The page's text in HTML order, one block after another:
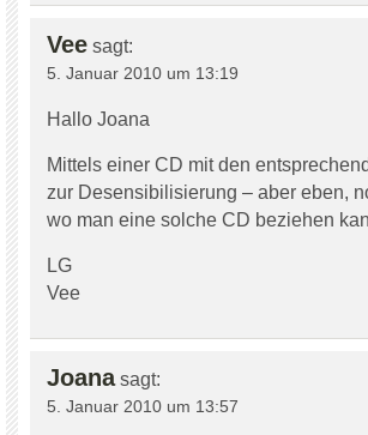
Vee sagt:
5. Januar 2010 um 13:19
Hallo Joana
Mittels einer CD mit den
zur Desensibilisierung – aber eben,
wo man eine solche CD beziehen
LG
Vee
Joana sagt:
5. Januar 2010 um 13:57